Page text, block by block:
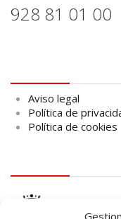
928 81 01 00
Aviso legal
Política de
Política de cookies